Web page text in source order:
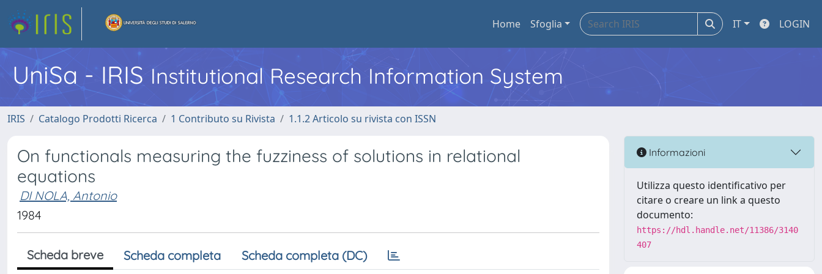
Home Sfoglia IT LOGIN
UniSa - IRIS Institutional Research Information System
IRIS Catalogo Prodotti Ricerca 1 Contributo su Rivista 1.1.2 Articolo su rivista con ISSN
On functionals measuring the fuzziness of solutions in relational
equations
DI NOLA, Antonio
1984
Scheda breve Scheda completa Scheda completa (DC)
Informazioni
Utilizza questo identificativo per
citare o creare un link a questo
documento:
https://hdl.handle.net/11386/3140
407